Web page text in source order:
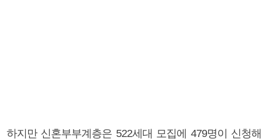
하지만 신혼부부계층은 522세대 모집에 479명이 신청해